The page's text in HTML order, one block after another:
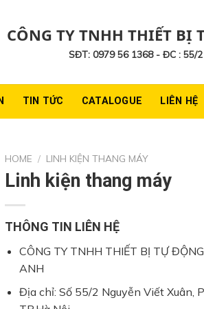
CÔNG TY TNHH THIẾT BỊ
SĐT: 0979 56 1368 - ĐC : 55/2
TIN TỨC CATALOGUE LIÊN HỆ
HOME / LINH KIỆN THANG MÁY
Linh kiện thang máy
THÔNG TIN LIÊN HỆ
CÔNG TY TNHH THIẾT BỊ TỰ
ANH
Địa chỉ: Số 55/2 Nguyễn Viết Xuân,